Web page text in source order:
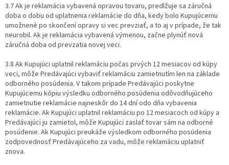
3.7 Ak je reklamácia vybavená opravou tovaru, predlžuje sa záručná
doba o dobu od uplatnenia reklamácie do dňa, kedy bolo Kupujúcemu
umožnené po skončení opravy si vec prevziať, a to aj v prípade, že tak
neurobil. Ak je reklamácia vybavená výmenou, začne plynúť nová
záručná doba od prevzatia novej veci.
3.8 Ak Kupujúci uplatnil reklamáciu počas prvých 12 mesiacov od kúpy
veci, môže Predávajúci vybaviť reklamáciu zamietnutím len na základe
odborného posúdenia. V takom prípade Predávajúci poskytne
Kupujúcemu kópiu výsledku odborného posúdenia odôvodňujúceho
zamietnutie reklamácie najneskôr do 14 dní odo dňa vybavenia
reklamácie. Ak Kupujúci uplatnil reklamáciu po 12 mesiacoch od kúpy a
Predávajúci ju zamietol, môže Kupujúci zaslať tovar sám na odborné
posúdenie. Ak Kupujúci preukáže výsledkom odborného posúdenia
zodpovednosť Predávajúceho za vadu, môže reklamáciu uplatniť
znova.